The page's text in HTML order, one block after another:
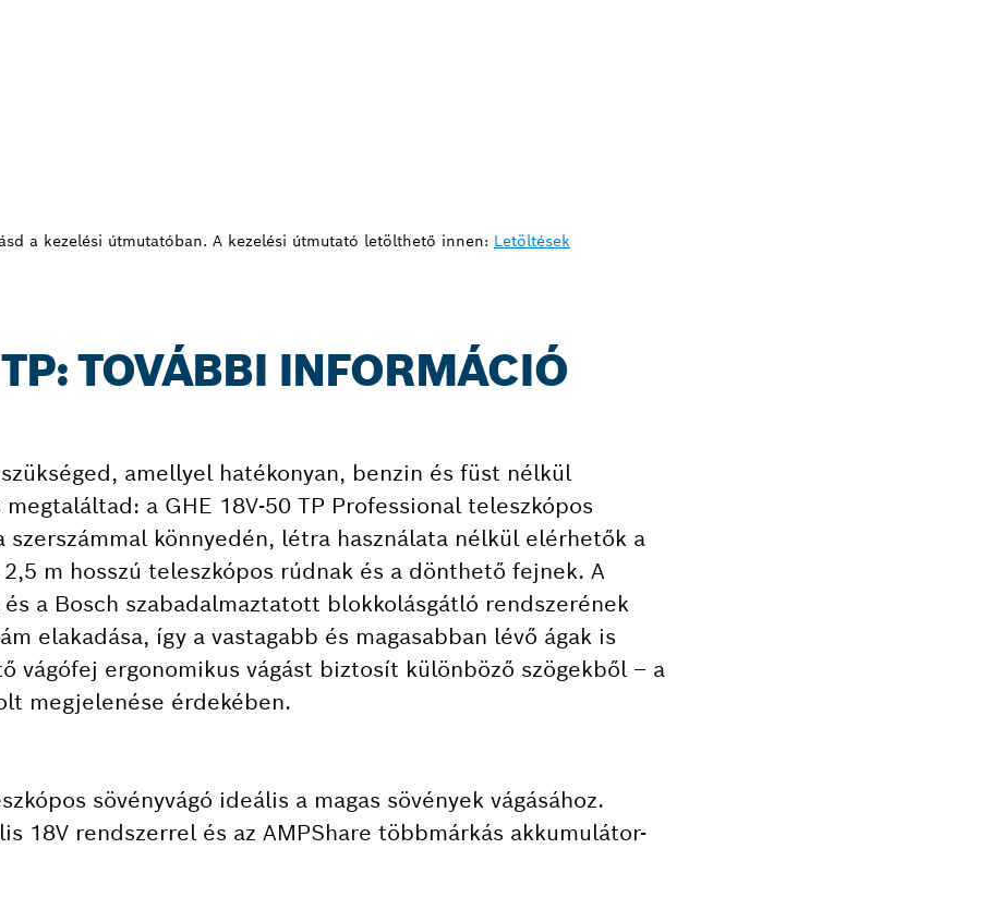
a kezelési útmutatóban. A kezelési útmutató letölthető innen: Letöltések
TOVÁBBI INFORMÁCIÓ
amellyel hatékonyan, benzin és füst nélkül
a GHE 18V-50 TP Professional teleszkópos
szerszámmal könnyedén, létra használata nélkül elérhetők a
m hosszú teleszkópos rúdnak és a dönthető fejnek. A
a Bosch szabadalmaztatott blokkolásgátló rendszerének
elakadása, így a vastagabb és magasabban lévő ágak is
vágófej ergonomikus vágást biztosít különböző szögekből – a
megjelenése érdekében.
sövényvágó ideális a magas sövények vágásához.
18V rendszerrel és az AMPShare többmárkás akkumulátor-